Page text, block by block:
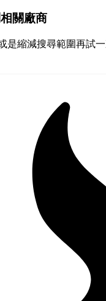
關廠商
是縮減搜尋範圍再試一